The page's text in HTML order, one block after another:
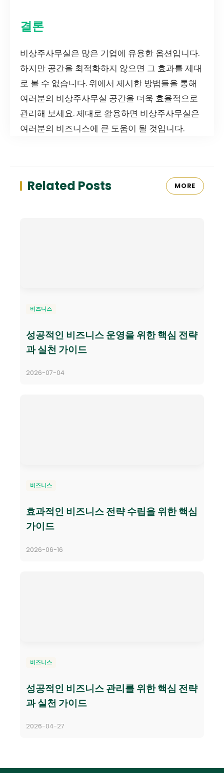
결론
비상주사무실은 많은 기업에 유용한 옵션입니다.
하지만 공간을 최적화하지 않으면 그 효과를 제대
로 볼 수 없습니다. 위에서 제시한 방법들을 통해
여러분의 비상주사무실 공간을 더욱 효율적으로
관리해 보세요. 제대로 활용하면 비상주사무실은
여러분의 비즈니스에 큰 도움이 될 것입니다.
Related Posts MORE
비즈니스
성공적인 비즈니스 운영을 위한 핵심 전략
과 실천 가이드
2026-07-04
비즈니스
효과적인 비즈니스 전략 수립을 위한 핵심
가이드
2026-06-16
비즈니스
성공적인 비즈니스 관리를 위한 핵심 전략
과 실천 가이드
2026-04-27